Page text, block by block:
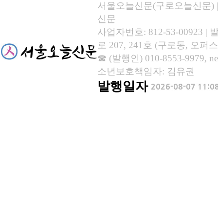
서울오늘신문(구로오늘신문)
신문
사업자번호: 812-53-00923 |
로 207, 241호 (구로동, 오퍼
☎ (발행인) 010-8553-9979,
소년보호책임자: 김유권
발행일자